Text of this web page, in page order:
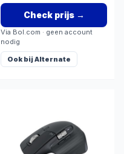
Check prijs→
Via Bol.com · geen account
nodig
Ook bijAlternate